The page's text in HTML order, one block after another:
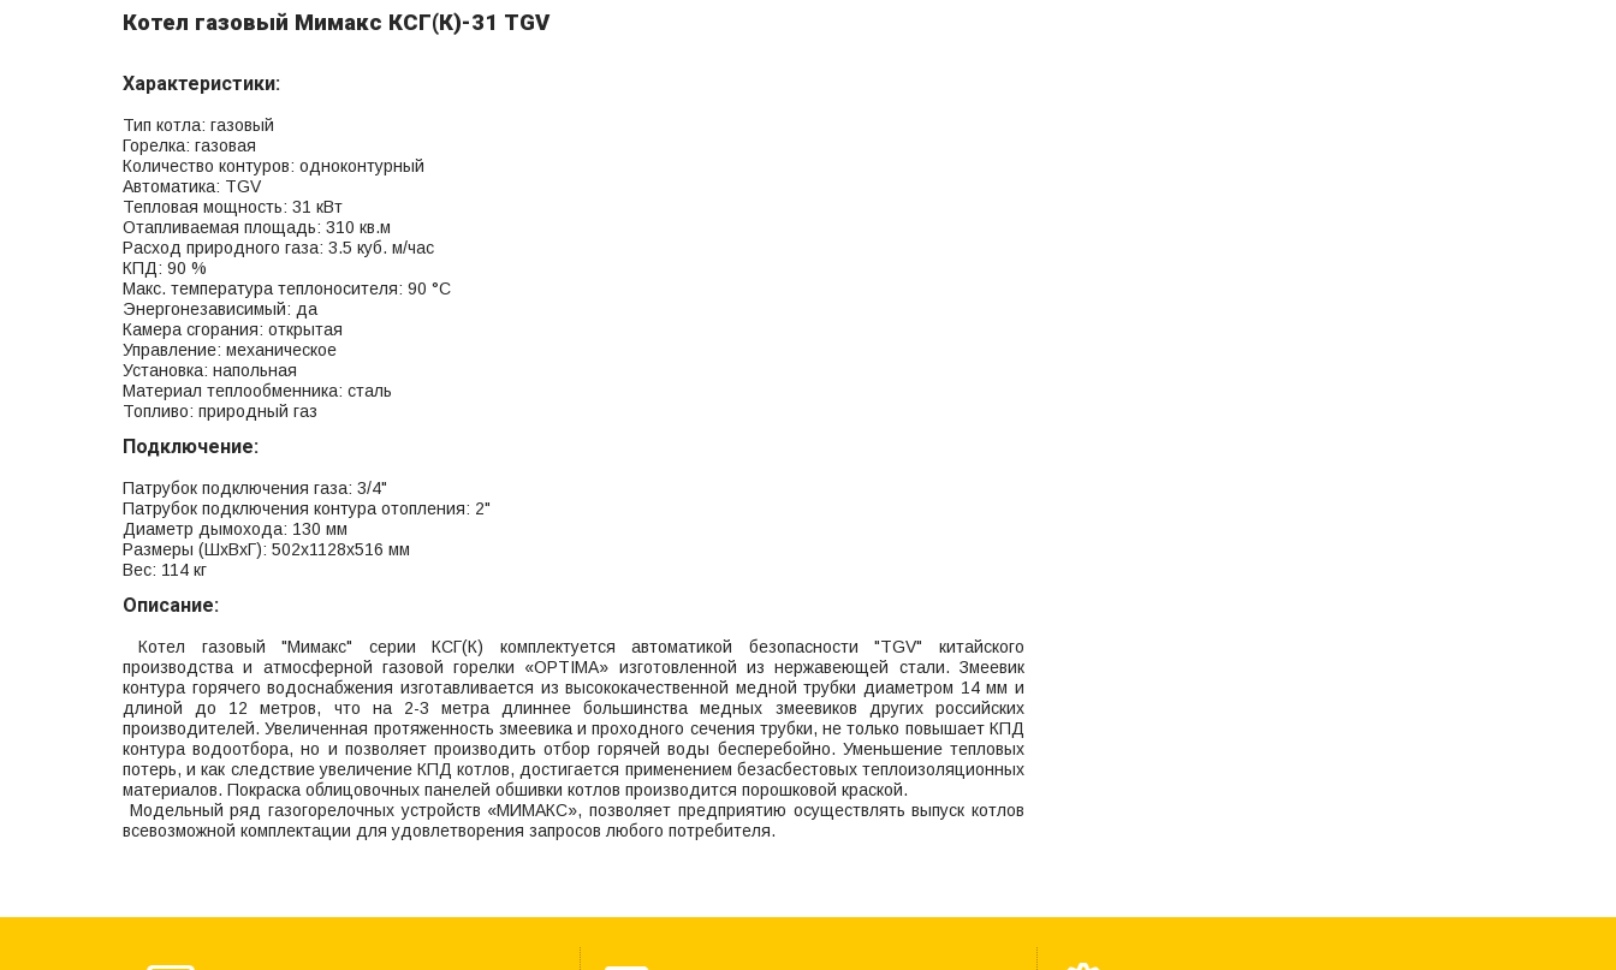
Котел газовый Мимакс КСГ(К)-31 TGV
Характеристики:
Тип котла: газовый
Горелка: газовая
Количество контуров: одноконтурный
Автоматика: TGV
Тепловая мощность: 31 кВт
Отапливаемая площадь: 310 кв.м
Расход природного газа: 3.5 куб. м/час
КПД: 90 %
Макс. температура теплоносителя: 90 °С
Энергонезависимый: да
Камера сгорания: открытая
Управление: механическое
Установка: напольная
Материал теплообменника: сталь
Топливо: природный газ
Подключение:
Патрубок подключения газа: 3/4"
Патрубок подключения контура отопления: 2"
Диаметр дымохода: 130 мм
Размеры (ШхВхГ): 502x1128x516 мм
Вес: 114 кг
Описание:
Котел газовый "Мимакс" серии КСГ(К) комплектуется автоматикой безопасности "TGV" китайского
производства и атмосферной газовой горелки «OPTIMA» изготовленной из нержавеющей стали. Змеевик
контура горячего водоснабжения изготавливается из высококачественной медной трубки диаметром 14 мм и
длиной до 12 метров, что на 2-3 метра длиннее большинства медных змеевиков других российских
производителей. Увеличенная протяженность змеевика и проходного сечения трубки, не только повышает КПД
контура водоотбора, но и позволяет производить отбор горячей воды бесперебойно. Уменьшение тепловых
потерь, и как следствие увеличение КПД котлов, достигается применением безасбестовых теплоизоляционных
материалов. Покраска облицовочных панелей обшивки котлов производится порошковой краской.
Модельный ряд газогорелочных устройств «МИМАКС», позволяет предприятию осуществлять выпуск котлов
всевозможной комплектации для удовлетворения запросов любого потребителя.